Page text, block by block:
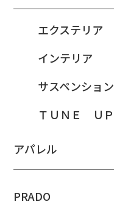
エクステリア
インテリア
サスペンション
ＴＵＮＥ ＵＰ
アパレル
PRADO